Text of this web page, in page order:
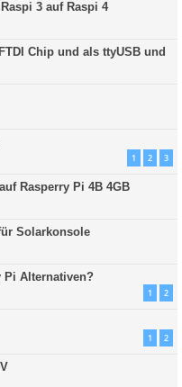
3 auf Raspi 4
Chip und als ttyUSB und
1 2 3
Rasperry Pi 4B 4GB
Solarkonsole
Pi Alternativen?
1 2
1 2